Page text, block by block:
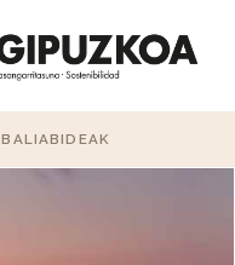
BALIABIDEAK